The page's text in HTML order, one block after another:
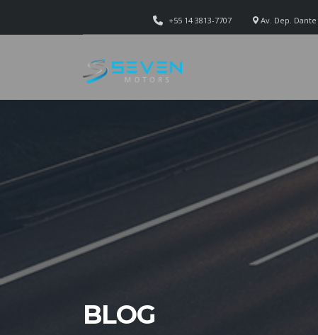
Av. Dep. Dante
+55 14 3813-7707
BLOG